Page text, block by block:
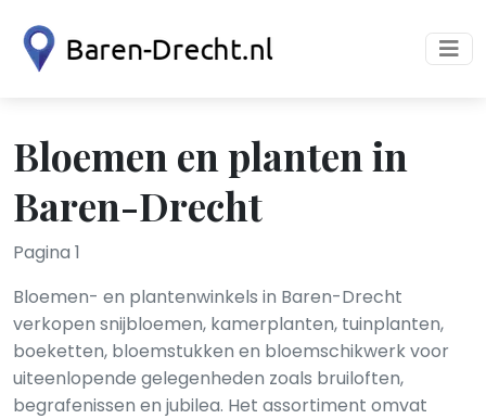
Bloemen en planten in
Baren-Drecht
Pagina 1
Bloemen- en plantenwinkels in Baren-Drecht
verkopen snijbloemen, kamerplanten, tuinplanten,
boeketten, bloemstukken en bloemschikwerk voor
uiteenlopende gelegenheden zoals bruiloften,
begrafenissen en jubilea. Het assortiment omvat